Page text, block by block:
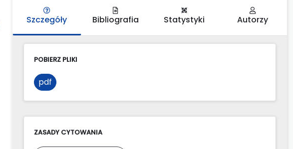
Szczegóły Bibliografia Statystyki Autorzy
POBIERZ PLIKI
pdf
ZASADY CYTOWANIA